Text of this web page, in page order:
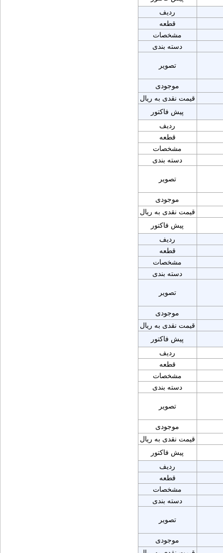
ردیف
قطعه
مشخصات
دسته بندی
تصویر
موجودی
قیمت نقدی به ریال
پیش فاکتور
ردیف
قطعه
مشخصات
دسته بندی
تصویر
موجودی
قیمت نقدی به ریال
پیش فاکتور
ردیف
قطعه
مشخصات
دسته بندی
تصویر
موجودی
قیمت نقدی به ریال
پیش فاکتور
ردیف
قطعه
مشخصات
دسته بندی
تصویر
موجودی
قیمت نقدی به ریال
پیش فاکتور
ردیف
قطعه
مشخصات
دسته بندی
تصویر
موجودی